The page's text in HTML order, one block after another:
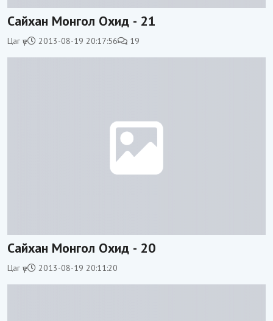
Сайхан Монгол Охид - 21
Цаг үе 2013-08-19 20:17:56 19
Сайхан Монгол Охид - 20
Цаг үе 2013-08-19 20:11:20